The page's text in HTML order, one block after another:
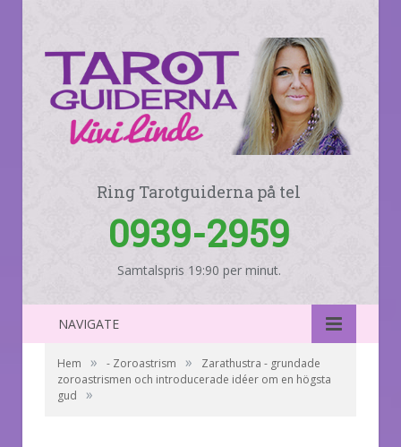
Ring Tarotguiderna på tel
0939-2959
Samtalspris 19:90 per minut.
NAVIGATE
Hem » - Zoroastrism »
Zarathustra - grundade
zoroastrismen och introducerade idéer om en högsta
gud
»